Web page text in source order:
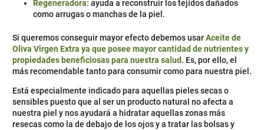
Regeneradora: ayuda a reconstruir los tejidos dañados
como arrugas o manchas de la piel.
Si queremos conseguir mayor efecto debemos usarAceite de
Oliva Virgen Extra ya que posee mayor cantidad de nutrientes y
propiedades beneficiosas para nuestra salud. Es, por ello, el
más recomendable tanto para consumir como para nuestra piel.
Está especialmente indicado para aquellas pieles secas o
sensibles puesto que al ser un producto natural no afecta a
nuestra piel y nos ayudará a hidratar aquellas zonas más
resecas como la de debajo de los ojos y a tratar las bolsas y